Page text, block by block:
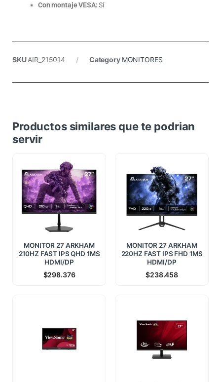
Con montaje VESA:Sí
SKUAIR_215014 Category MONITORES
Productos similares que te podrian
servir
MONITOR 27 ARKHAM
210HZ FAST IPS QHD 1MS
HDMI/DP
$298.376
MONITOR 27 ARKHAM
220HZ FAST IPS FHD 1MS
HDMI/DP
$238.458